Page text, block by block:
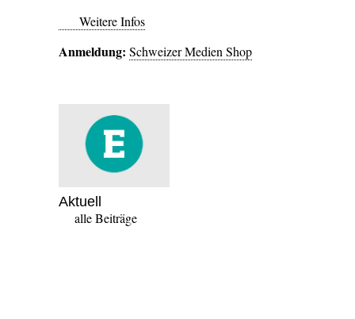
Weitere Infos
Anmeldung: Schweizer Medien Shop
Aktuell
alle Beiträge